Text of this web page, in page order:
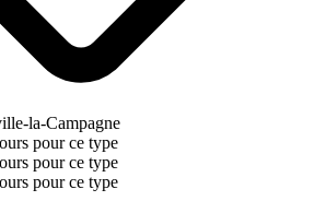
la-Campagne
pour ce type
pour ce type
pour ce type